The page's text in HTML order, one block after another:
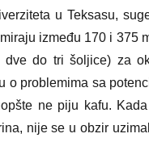
u Teksasu,
između 170 i 375
dve do tri šoljice) za
o problemima sa
ne piju kafu.
nije se u obzir